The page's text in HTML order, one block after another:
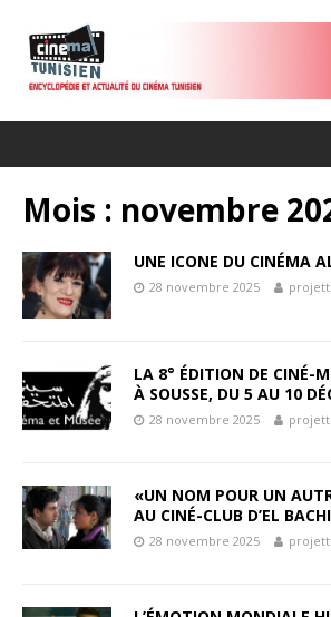
Mois : novembre
UNE ICONE DU CINÉMA
28 novembre 2025
LA 8° ÉDITION DE CINÉ-
À SOUSSE, DU 5 AU 10
28 novembre 2025
«UN NOM POUR UN
AU CINÉ-CLUB D’EL
28 novembre 2025